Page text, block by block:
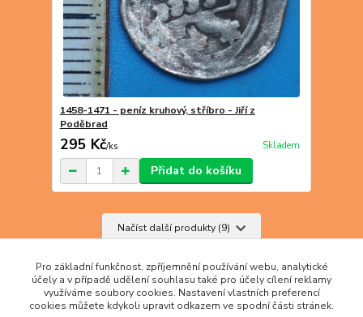
1458-1471 - peníz kruhový, stříbro - Jiří z
Poděbrad
295 Kč/ks Skladem
Přidat do košíku
Načíst další produkty (9)
Pro základní funkčnost, zpříjemnění používání webu, analytické
účely a v případě udělení souhlasu také pro účely cílení reklamy
využíváme soubory cookies. Nastavení vlastních preferencí
cookies můžete kdykoli upravit odkazem ve spodní části stránek.